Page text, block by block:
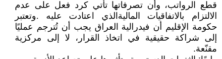
قطع الرواتب، وأن تصرفاتها تأتي كرد فعل على عدم
الالتزام بالاتفاقيات الماليةالذي اعتادت عليه .وتعتبر
حكومة الإقليم أن فيدرالية العراق يجب أن تُترجم عمليًا
إلى شراكة حقيقية في اتخاذ القرار، لا إلى مركزية
مقنّعة.